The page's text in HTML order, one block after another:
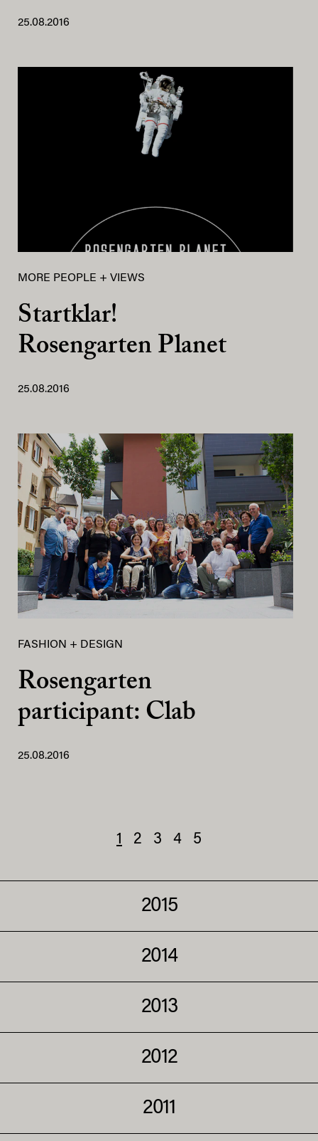
25.08.2016
MORE PEOPLE + VIEWS
Startklar!
Rosengarten Planet
25.08.2016
FASHION + DESIGN
Rosengarten
participant: Clab
25.08.2016
1 2 3 4 5
2015
2014
2013
2012
2011